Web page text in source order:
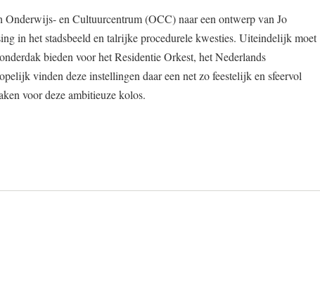
Onderwijs- en Cultuurcentrum (OCC) naar een ontwerp van Jo
in het stadsbeeld en talrijke procedurele kwesties. Uiteindelijk moet
bieden voor het Residentie Orkest, het Nederlands
vinden deze instellingen daar een net zo feestelijk en sfeervol
voor deze ambitieuze kolos.